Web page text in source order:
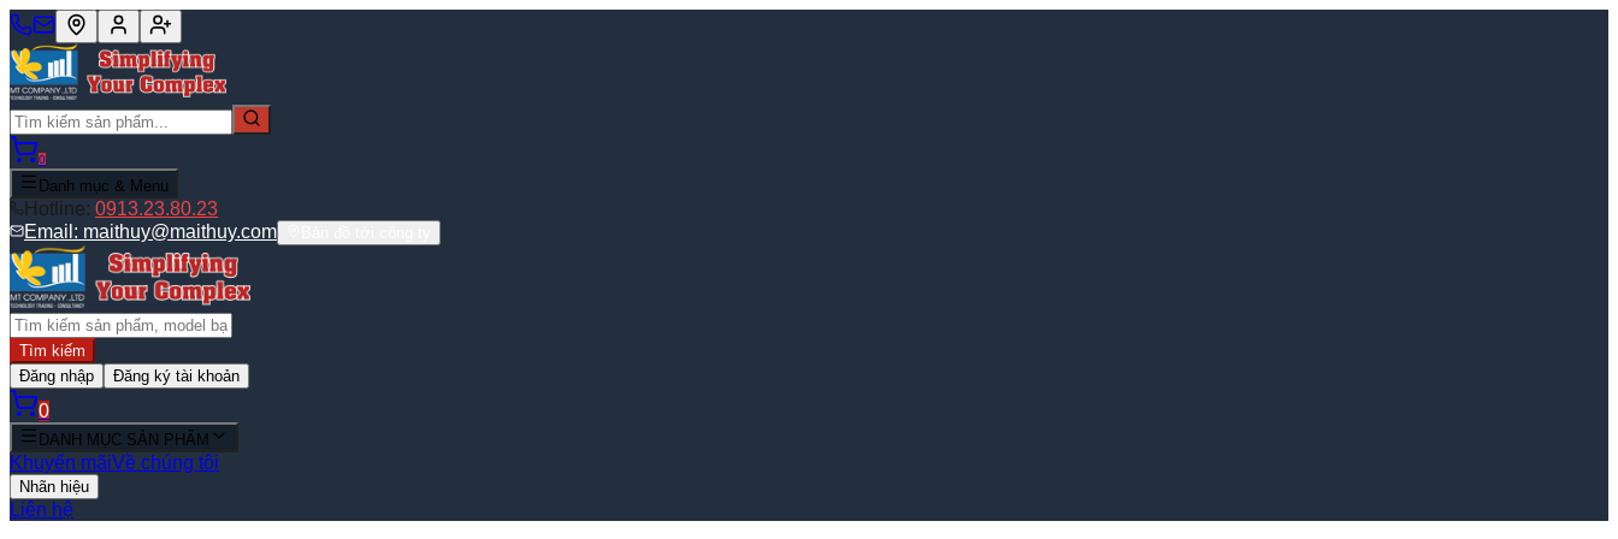
0
Danh mục & Menu
Hotline: 0913.23.80.23
Email: maithuy@maithuy.com
Tìm kiếm
Đăng nhập
Đăng ký tài khoản
0
DANH MỤC SẢN PHẨM
Khuyến mãiVề chúng tôi
Nhãn hiệu
Liên hệ